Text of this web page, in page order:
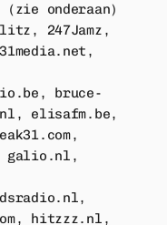
verblijf voor
het TT-
onderaan)
247Jamz,
bruce-
elisafm.be,
galio.nl,
hitzzz.nl,